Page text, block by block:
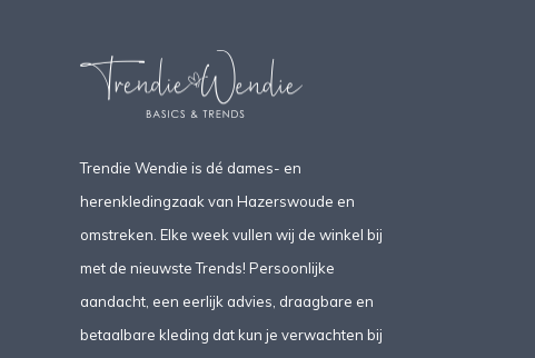
Trendie Wendie is dé dames- en
herenkledingzaak van Hazerswoude en
omstreken. Elke week vullen wij de winkel bij
met de nieuwste Trends! Persoonlijke
aandacht, een eerlijk advies, draagbare en
betaalbare kleding dat kun je verwachten bij